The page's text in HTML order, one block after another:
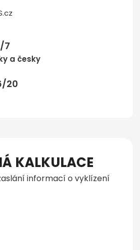
7
a česky
20
KALKULACE
informací o vyklízení